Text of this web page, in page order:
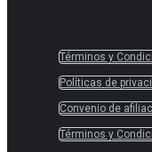
Términos y
Políticas de
Convenio de
Términos y